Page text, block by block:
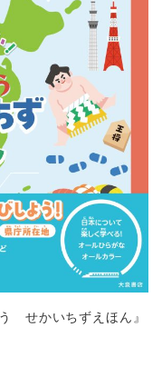
せかいちずえほん』